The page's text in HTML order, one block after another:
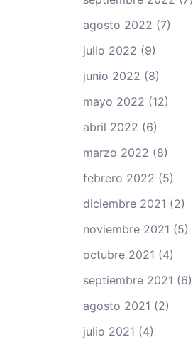
agosto 2022 (7)
julio 2022 (9)
junio 2022 (8)
mayo 2022 (12)
abril 2022 (6)
marzo 2022 (8)
febrero 2022 (5)
diciembre 2021 (2)
noviembre 2021 (5)
octubre 2021 (4)
septiembre 2021 (6)
agosto 2021 (2)
julio 2021 (4)